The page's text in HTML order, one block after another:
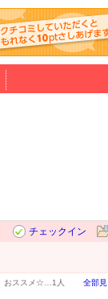
チェックイン
おススメ☆… 1人 全部